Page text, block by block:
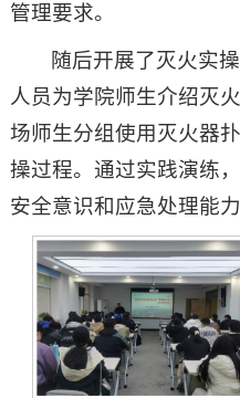
管理要求。
随后开展了灭火实
人员为学院师生介绍灭
场师生分组使用灭火器
操过程。通过实践演练
安全意识和应急处理能力